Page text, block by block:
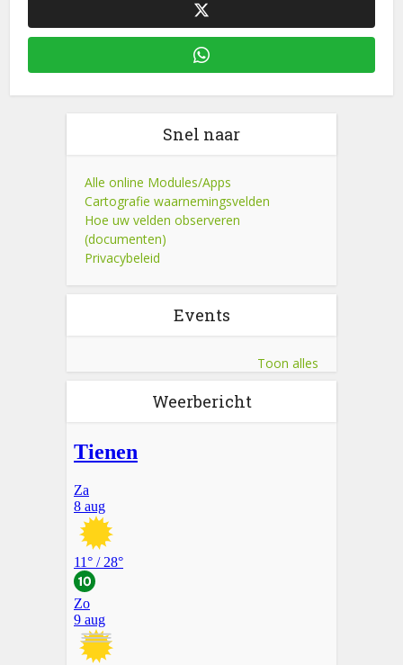
Snel naar
Alle online Modules/Apps
Cartografie waarnemingsvelden
Hoe uw velden observeren
(documenten)
Privacybeleid
Events
Toon alles
Weerbericht